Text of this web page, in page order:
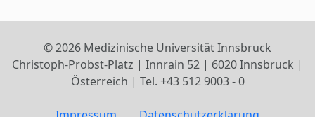
© 2026 Medizinische Universität Innsbruck
Christoph-Probst-Platz | Innrain 52 | 6020 Innsbruck |
Österreich | Tel. +43 512 9003 - 0